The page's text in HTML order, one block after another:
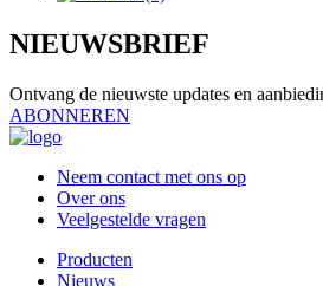
NIEUWSBRIEF
Ontvang de nieuwste updates en
ABONNEREN
Neem contact met ons op
Over ons
Veelgestelde vragen
Producten
Nieuws